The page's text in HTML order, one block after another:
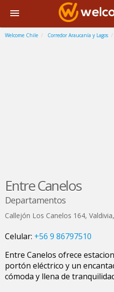
Welcome Chile Corredor Araucanía y Lagos
Entre Canelos
Departamentos
Callejón Los Canelos 164, Valdivia,
Celular: +56 9 86797510
Entre Canelos ofrece
portón eléctrico y un
cómoda y llena de